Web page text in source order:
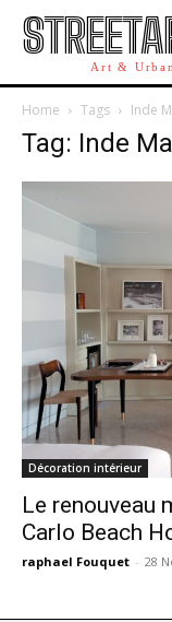
Art &
Home Tags Inde
Tag: Inde
Décoration intérieur
Le renouveau
Carlo Beach
raphael Fouquet - 28